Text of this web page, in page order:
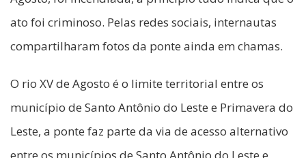
ato foi criminoso. Pelas redes sociais, internautas
compartilharam fotos da ponte ainda em chamas.
O rio XV de Agosto é o limite territorial entre os
município de Santo Antônio do Leste e Primavera do
Leste, a ponte faz parte da via de acesso alternativo